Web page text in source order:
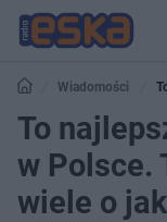
Wiadomości
mówi wiele o jakości tych
To
w Polsce.
wiele o